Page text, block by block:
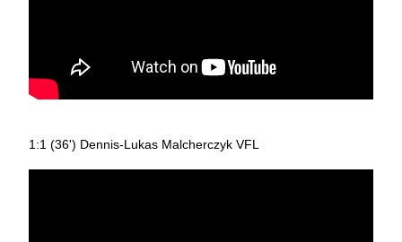
1:1 (36') Dennis-Lukas Malcherczyk VFL